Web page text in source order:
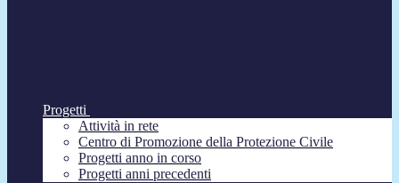
Progetti
Attività in rete
Centro di Promozione della Protezione Civile
Progetti anno in corso
Progetti anni precedenti